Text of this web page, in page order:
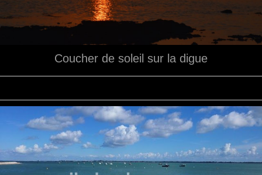
Coucher de soleil sur la digue